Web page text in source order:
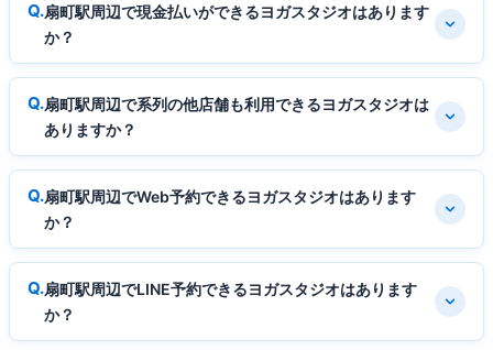
扇町駅周辺で現金払いができるヨガスタジオはあります
か？
扇町駅周辺で系列の他店舗も利用できるヨガスタジオは
ありますか？
扇町駅周辺でWeb予約できるヨガスタジオはあります
か？
扇町駅周辺でLINE予約できるヨガスタジオはあります
か？